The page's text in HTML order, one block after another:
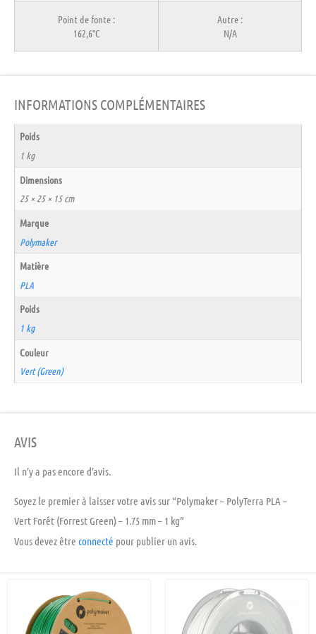
Point de fonte :
162,6°C
Autre :
N/A
INFORMATIONS COMPLÉMENTAIRES
Poids
1 kg
Dimensions
25 × 25 × 15 cm
Marque
Polymaker
Matière
PLA
Poids
1 kg
Couleur
Vert (Green)
AVIS
Il n’y a pas encore d’avis.
Soyez le premier à laisser votre avis sur “Polymaker – PolyTerra PLA –
Vert Forêt (Forrest Green) – 1.75 mm – 1 kg”
Vous devez être connecté pour publier un avis.